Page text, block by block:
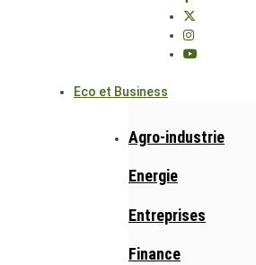
Eco et Business
Agro-industrie
Energie
Entreprises
Finance